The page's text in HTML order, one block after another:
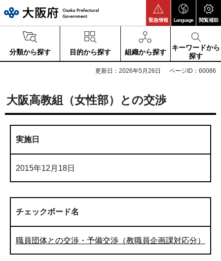
緊急情報 Language 閲覧補助
分類から探す 目的から探す 組織から探す
キーワードから
探す
更新日：2026年5月26日 ページID：60086
大阪高教組（女性部）との交渉
実施日
2015年12月18日
チェックボード名
職員団体との交渉・予備交渉（教職員企画課対応分）